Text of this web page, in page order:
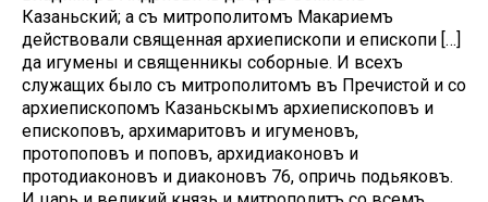
Казаньский; а съ митрополитомъ Макариемъ
действовали священная архиепископи и епископи […]
да игумены и священникы соборные. И всехъ
служащих было съ митрополитомъ въ Пречистой и со
архиепископомъ Казаньскымъ архиепископовъ и
епископовъ, архимаритовъ и игуменовъ,
протопоповъ и поповъ, архидиаконовъ и
протодиаконовъ и диаконовъ 76, опричь подьяковъ.